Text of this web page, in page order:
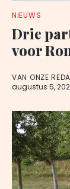
NIEUWS
Drie
voor
VAN ONZE
augustus 5,